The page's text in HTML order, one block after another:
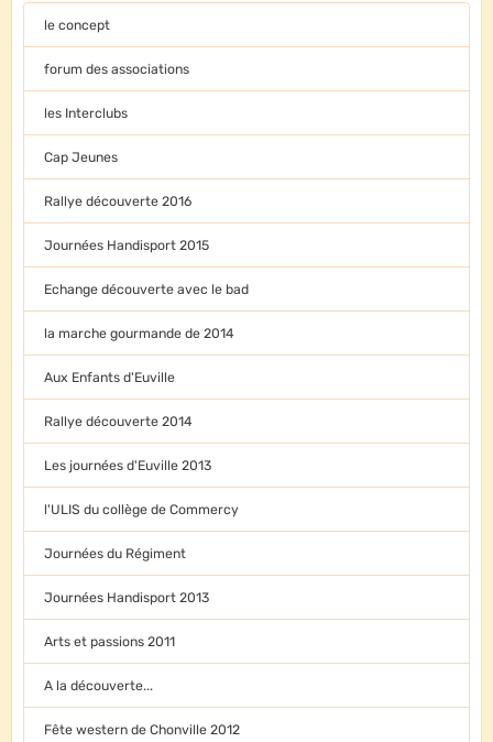
le concept
forum des associations
les Interclubs
Cap Jeunes
Rallye découverte 2016
Journées Handisport 2015
Echange découverte avec le bad
la marche gourmande de 2014
Aux Enfants d'Euville
Rallye découverte 2014
Les journées d'Euville 2013
l'ULIS du collège de Commercy
Journées du Régiment
Journées Handisport 2013
Arts et passions 2011
A la découverte...
Fête western de Chonville 2012